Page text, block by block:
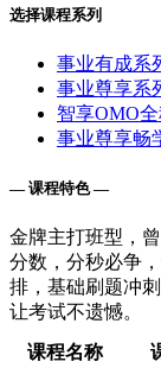
选择课程系列
事业有成系
事业尊享系
智享OMO全
事业尊享畅
— 课程特色 —
金牌主打班型，
分数，分秒必争
排，基础刷题冲
让考试不遗憾。
课程名称